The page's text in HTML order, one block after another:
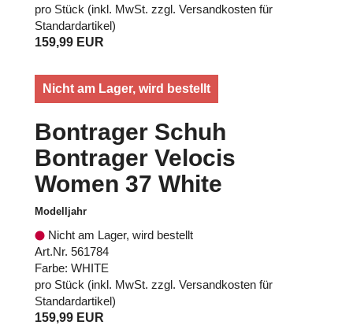
pro Stück (inkl. MwSt. zzgl. Versandkosten für
Standardartikel)
159,99 EUR
Nicht am Lager, wird bestellt
Bontrager Schuh
Bontrager Velocis
Women 37 White
Modelljahr
Nicht am Lager, wird bestellt
Art.Nr. 561784
Farbe: WHITE
pro Stück (inkl. MwSt. zzgl. Versandkosten für
Standardartikel)
159,99 EUR